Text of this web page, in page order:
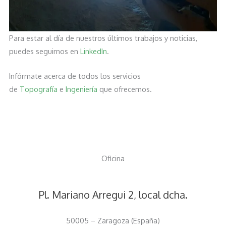
Para estar al día de nuestros últimos trabajos y noticias,
puedes seguirnos en LinkedIn.
Infórmate acerca de todos los servicios
de Topografía e Ingeniería que ofrecemos.
Oficina
Pl. Mariano Arregui 2, local dcha.
50005 – Zaragoza (España)